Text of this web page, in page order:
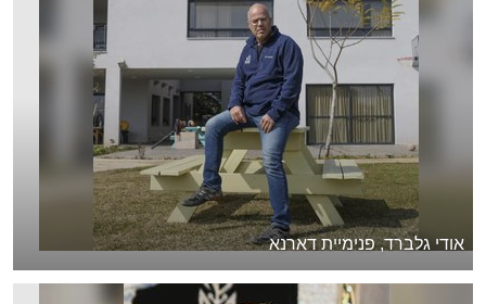
אודי גלברד, פנימיית דארנא